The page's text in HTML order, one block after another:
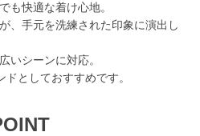
も快適な着け心地。
、手元を洗練された印象に演出し
いシーンに対応。
としておすすめです。